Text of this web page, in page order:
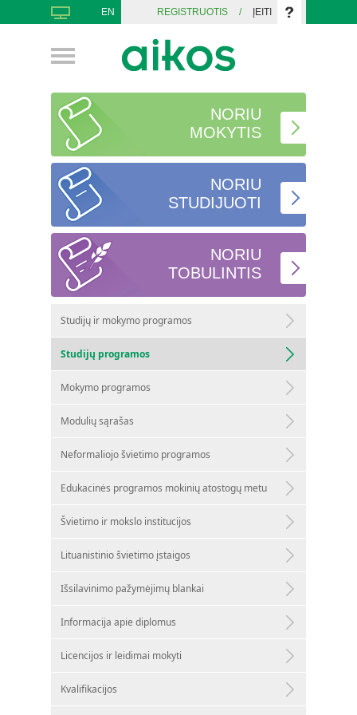
EN REGISTRUOTIS / ĮEITI
NORIU
MOKYTIS
NORIU
STUDIJUOTI
NORIU
TOBULINTIS
Studijų ir mokymo programos
Studijų programos
Mokymo programos
Modulių sąrašas
Neformaliojo švietimo programos
Edukacinės programos mokinių atostogų metu
Švietimo ir mokslo institucijos
Lituanistinio švietimo įstaigos
Išsilavinimo pažymėjimų blankai
Informacija apie diplomus
Licencijos ir leidimai mokyti
Kvalifikacijos